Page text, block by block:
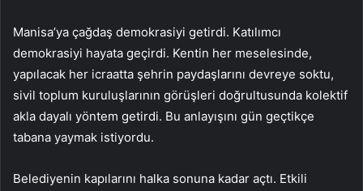
Manisa’ya çağdaş demokrasiyi getirdi. Katılımcı
demokrasiyi hayata geçirdi. Kentin her meselesinde,
yapılacak her icraatta şehrin paydaşlarını devreye soktu,
sivil toplum kuruluşlarının görüşleri doğrultusunda kolektif
akla dayalı yöntem getirdi. Bu anlayışını gün geçtikçe
tabana yaymak istiyordu.
Belediyenin kapılarını halka sonuna kadar açtı. Etkili